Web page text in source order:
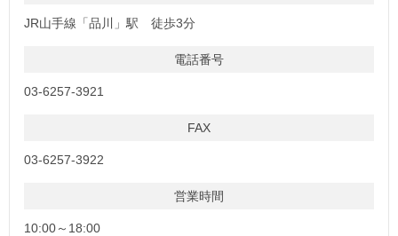
JR山手線「品川」駅 徒歩3分
電話番号
03-6257-3921
FAX
03-6257-3922
営業時間
10:00～18:00